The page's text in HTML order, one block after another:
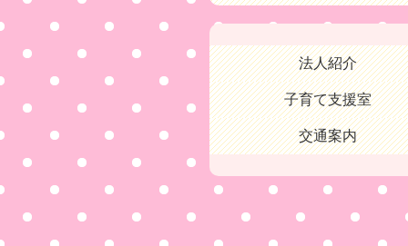
法人紹介
子育て支援室
交通案内